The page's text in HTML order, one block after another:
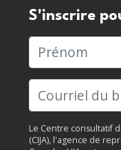
S'inscrire
Prénom
Le Centre consultatif
(CIJA), l'agence de